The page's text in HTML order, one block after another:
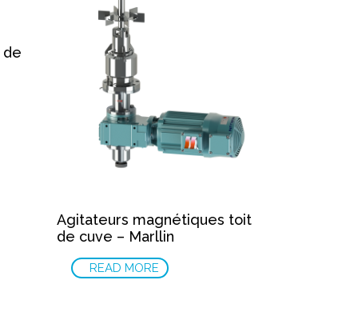
de
Agitateurs magnétiques toit
de cuve – Marllin
READ MORE